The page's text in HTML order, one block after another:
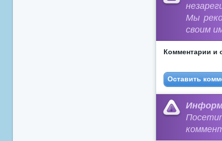
Мы
своим
Комментарии
Оставить